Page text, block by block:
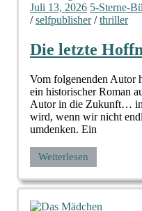
Juli 13, 2026 5-Sterne-
/selfpublisher/thriller
Die letzte
Vom folgenenden Autor
ein historischer Roman
Autor in die Zukunft… in
wird, wenn wir nicht
umdenken. Ein
Weiterlesen